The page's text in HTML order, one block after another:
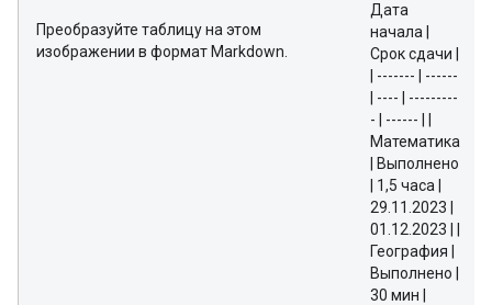
Преобразуйте таблицу на этом
изображении в формат Markdown.
Дата
начала |
Срок сдачи |
| ------- | ------
| ---- | ---------
- | ------ | |
Математика
| Выполнено
| 1,5 часа |
29.11.2023 |
01.12.2023 | |
География |
Выполнено |
30 мин |